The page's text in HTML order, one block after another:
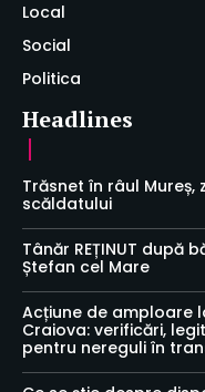
Local
Social
Politica
Headlines
Trăsnet în râul Mureș,
scăldatului
Tânăr REȚINUT după
Ștefan cel Mare
Acțiune de amploare
Craiova: verificări,
pentru nereguli în